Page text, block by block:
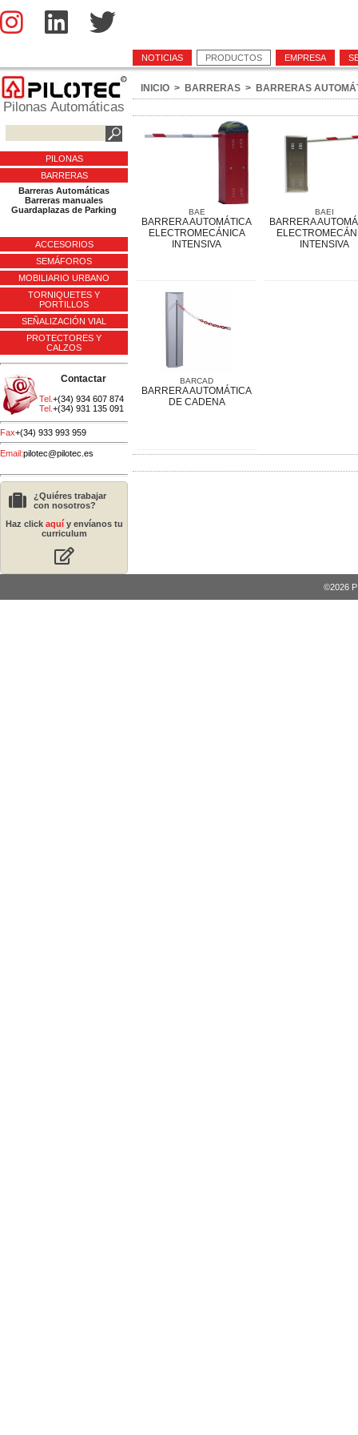
NOTICIAS PRODUCTOS EMPRESA
Pilonas Automáticas
PILONAS
BARRERAS
Barreras Automáticas
Barreras manuales
Guardaplazas de Parking
ACCESORIOS
SEMÁFOROS
MOBILIARIO URBANO
TORNIQUETES Y
PORTILLOS
SEÑALIZACIÓN VIAL
PROTECTORES Y
CALZOS
Contactar
Tel. +(34) 934 607 874
Tel. +(34) 931 135 091
Fax+(34) 933 993 959
Email:pilotec@pilotec.es
¿Quiéres trabajar
con nosotros?
Haz click aquíy envíanos tu
curriculum
INICIO > BARRERAS > BARRERAS
BAE
BARRERA AUTOMÁTICA
ELECTROMECÁNICA
INTENSIVA
BAEI
BARRERA
INTENSIVA
BARCAD
BARRERA AUTOMÁTICA
DE CADENA
©2026